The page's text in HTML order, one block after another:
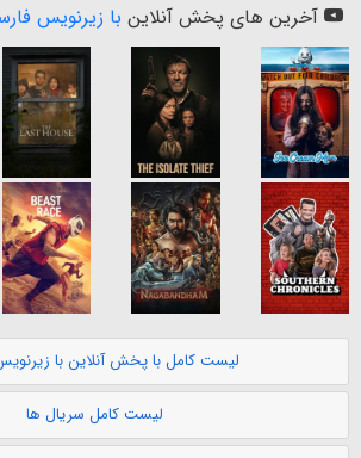
آخرین های پخش آنلاین با زیرنویس
لیست کامل با پخش آنلاین با
لیست کامل سریال ها